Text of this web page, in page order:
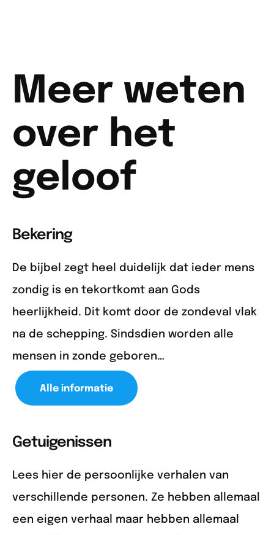
Meer weten
over het
geloof
Bekering
De bijbel zegt heel duidelijk dat ieder mens
zondig is en tekortkomt aan Gods
heerlijkheid. Dit komt door de zondeval vlak
na de schepping. Sindsdien worden alle
mensen in zonde geboren…
Alle informatie
Getuigenissen
Lees hier de persoonlijke verhalen van
verschillende personen. Ze hebben allemaal
een eigen verhaal maar hebben allemaal